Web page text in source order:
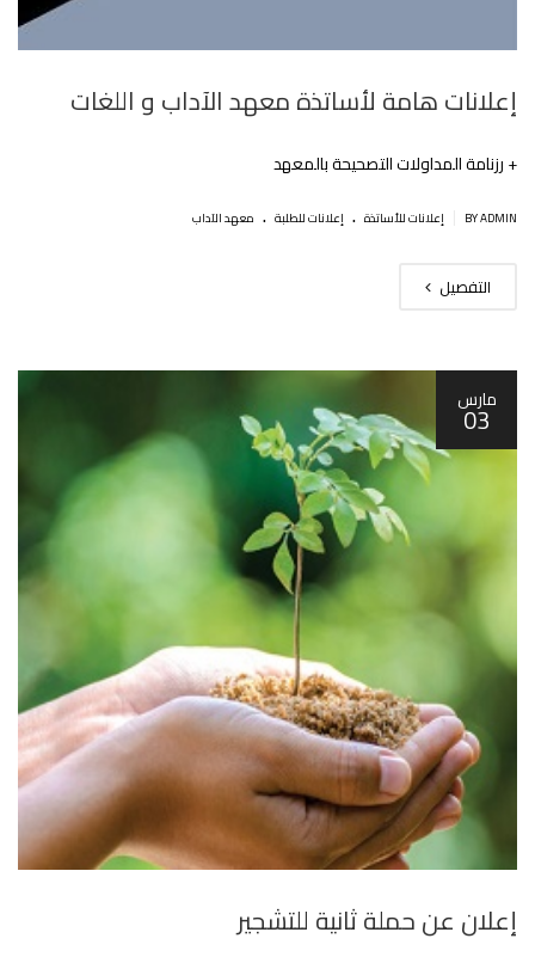
إعلانات هامة لأساتذة معهد الآداب و اللغات
+ رزنامة المداولات التصحيحة بالمعهد
BY ADMIN إعلانات للأساتذة . إعلانات للطلبة . معهد الآداب
التفصيل
مارس
03
إعلان عن حملة ثانية للتشجير